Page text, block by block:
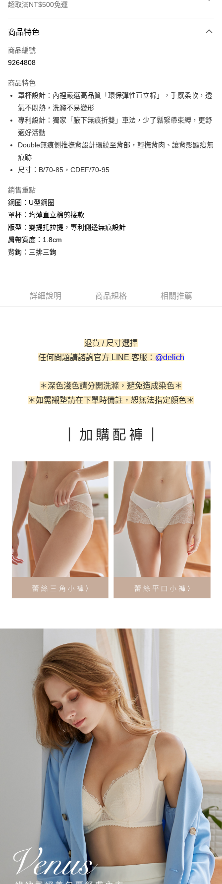
超取滿NT$500免運
信用卡一次付款
信用卡分期付款
合作金庫商業銀行
華南商業銀行
彰化商業銀行
上海商業儲蓄銀行
國泰世華商業銀行
兆豐國際商業銀行
臺灣中小企業銀行
匯豐（台灣）商業銀行
華泰商業銀行
聯邦商業銀行
遠東國際商業銀行
元大商業銀行
玉山商業銀行
台灣樂天信用卡公司
6 期 0 利率 每期
華南商業銀行
上海商業儲蓄銀行
台北富邦商業銀行
國泰世華商業銀行
臺灣中小企業銀行
台中商業銀行
匯豐（台灣）商業銀行
聯邦商業銀行
元大商業銀行
玉山商業銀行
台灣樂天信用卡公司
超商取貨付款
LINE Pay
街口支付
悠遊付
相關說明
【關於「AFTEE先享後付」】
AFTEE先享後付是「在收到商品之後才付款」的支付方式。 讓您購物簡單
便利好安心！
１．簡單：不需註冊會員、不需綁卡、不需儲值。
２．便利：只要手機號碼，簡訊認證，即可結帳。
２．訂單成立數日內，您將收到繳費通知簡訊。
３．收到繳費通知簡訊後14天內，點擊此簡訊中的連結，可透過四大超商／
※ 交易是否成功請以「AFTEE先享後付 」之結帳頁面顯示為準，若有關於
是否繳費成功／繳費後需取消欲退款等相關疑問，請聯繫「AFTEE先享後付
客戶支援中心」https://netprotections.freshdesk.com/support/home
【注意事項】
１．透過由恩沛科技股份有限公司提供之「AFTEE先享後付」服務完成之交
易，需依本服務之必要範圍內提供個人資料，並將交易相關給付款項請求債
３．未成年的使用者請事先徵得法定代理人或監護人之同意方可使用
「AFTEE先享後付」，若未經同意申辦者引起之損失，本公司不負相關責
４．使用「AFTEE先享後付」時，將依據個別帳號之用戶狀況，依本公司即
時審查核予不同之上限額度；若仍有額度不足之情形，本公司將視審查結果
請求用戶進行身份認證。
５．嚴禁一人註冊多個帳號或使用他人資訊註冊。若發現惡意使用之情形，
恩沛科技股份有限公司將有權停止該用戶之使用額度並採取法律行動。
貨到付款
運送方式
付款後全家取貨
7-11取貨付款
付款後7-11取貨
每筆NT$90，滿NT$500(含以上)免運費
每筆NT$90
黑貓貨到付款
每筆NT$90，滿NT$500(含以上)免運費
國外地區-順豐快遞(不含當地收件時需支付進口關稅等其他
費用)
查看運費
商品特色
商品編號
9264808
商品特色
罩杯設計：內裡嚴選高品質「環保彈性直立棉」，手感柔軟，透
氣不悶熱，洗滌不易變形
專利設計：獨家「腋下無痕折雙」車法，少了鬆緊帶束縛，更舒
適好活動
Double無痕側推撫背設計環繞至背部，輕撫背肉、讓背影顯瘦無
痕跡
尺寸：B/70-85，CDEF/70-95
銷售重點
鋼圈：U型鋼圈
罩杯：均薄直立棉剪接款
版型：雙提托拉提，專利側邊無痕設計
肩帶寬度：1.8cm
背鉤：三排三鉤
詳細說明 商品規格 相關推薦
退貨 / 尺寸選擇
任何問題請諮詢官方 LINE 客服： @delich
＊深色淺色請分開洗滌，避免造成染色＊
＊如需襯墊請在下單時備註 ，恕無法指定顏色＊